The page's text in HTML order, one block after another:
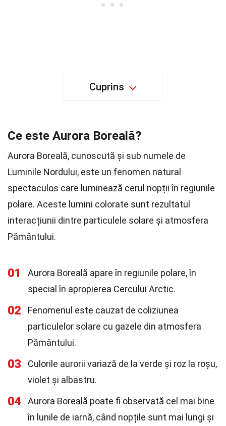
Cuprins
Ce este Aurora Boreală?
Aurora Boreală, cunoscută și sub numele de
Luminile Nordului, este un fenomen natural
spectaculos care luminează cerul nopții în regiunile
polare. Aceste lumini colorate sunt rezultatul
interacțiunii dintre particulele solare și atmosfera
Pământului.
01
Aurora Boreală apare în regiunile polare, în
special în apropierea Cercului Arctic.
02
Fenomenul este cauzat de coliziunea
particulelor solare cu gazele din atmosfera
Pământului.
03
Culorile aurorii variază de la verde și roz la roșu,
violet și albastru.
04
Aurora Boreală poate fi observată cel mai bine
în lunile de iarnă, când nopțile sunt mai lungi și